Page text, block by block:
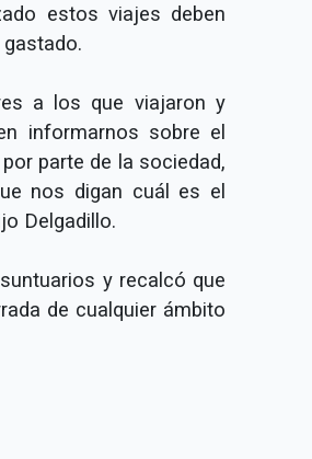
estos viajes deben
a los que viajaron y
informarnos sobre el
parte de la sociedad,
nos digan cuál es el
Delgadillo.
y recalcó que
de cualquier ámbito